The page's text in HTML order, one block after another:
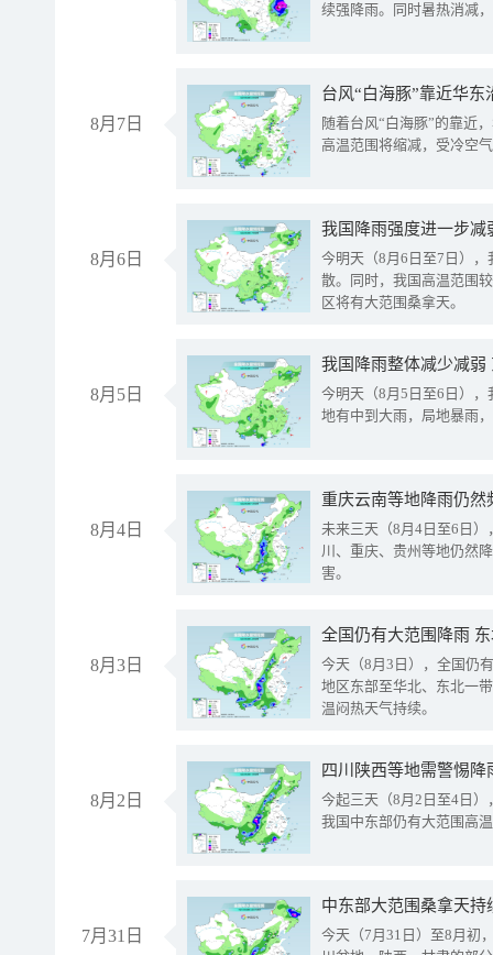
续强降雨。同时暑热消减
8月7日
台风“白海豚”靠近华
随着台风“白海豚”的靠近
高温范围将缩减，受冷空
8月6日
今明天（8月6日至7日）
散。同时，我国高温范围
区将有大范围桑拿天。
8月5日
我国降雨整体减少减弱
今明天（8月5日至6日）
地有中到大雨，局地暴雨
8月4日
重庆云南等地降雨仍然
未来三天（8月4日至6日
川、重庆、贵州等地仍然
害。
8月3日
全国仍有大范围降雨
今天（8月3日），全国仍
地区东部至华北、东北一
温闷热天气持续。
8月2日
今起三天（8月2日至4日
我国中东部仍有大范围高
7月31日
中东部大范围桑拿天
今天（7月31日）至8月初